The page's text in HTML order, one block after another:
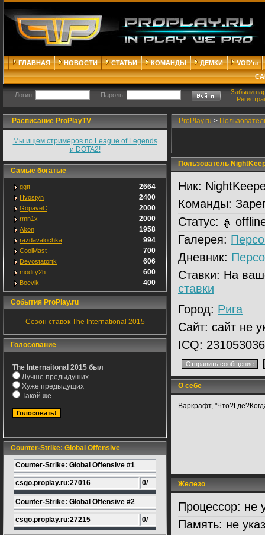
ГЛАВНАЯ НОВОСТИ СТАТЬИ КОМАНДЫ ДЕМКИ
VOD'ы
Логин: Пароль:
Забыли
Расписание ProPlayTV
Мы ищем стримеров по League of Legends
и DOTA2!
Самые богатые
ggtt 2664
Hvostyn 2400
GopaveC 2000
rmn1x 2000
Akon 1958
razdavalochka 994
CoolMast 700
Devostatortk 606
modify2h 600
Boevik 400
События ProPlay.ru
Сезон ставок The International 2015
Голосование
The Internaitonal 2015 был
Лучше предыдуших
Хуже предыдущих
Такой же
Counter-Strike: Global Offensive
Counter-Strike: Global Offensive #1
csgo.proplay.ru:27016 0/
Counter-Strike: Global Offensive #2
csgo.proplay.ru:27215 0/
ProPlay.ru >
Пользователь
Ник:
Команды:
Статус:
Галерея:
Дневник:
Ставки: На
ставки
Город: Рига
Сайт: сайт не
ICQ: 231053036
О себе
Варкрафт,
Железо
Процессор: не
Память: не